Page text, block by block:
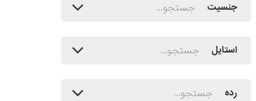
جنسیت
استایل
رده